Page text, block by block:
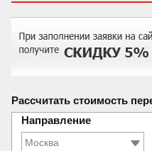
Рассчитать стоимость
Направление